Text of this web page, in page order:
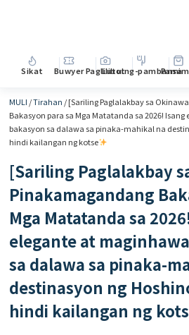
Sikat BuwyerPaglilibot
Lutuing-pambansa
MULI /Tirahan /[Sariling Paglalakbay sa
Bakasyon para sa Mga Matatanda sa 2026!
bakasyon sa dalawa sa pinaka-mahikal na
hindi kailangan ng kotse
[Sariling Paglalakbay
Pinakamagandang
Mga Matatanda sa
elegante at
sa dalawa sa pinaka-
destinasyon ng
hindi kailangan ng